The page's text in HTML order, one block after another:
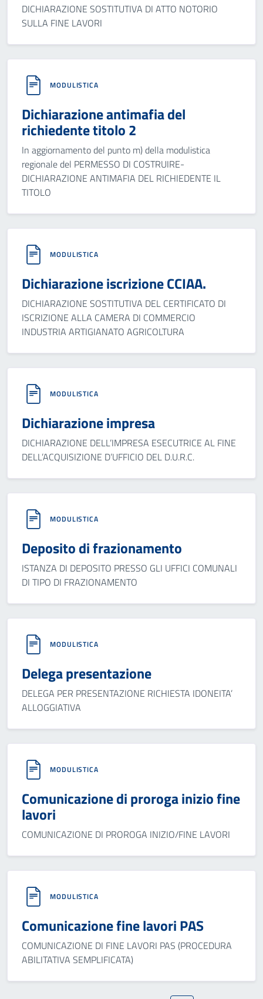
DICHIARAZIONE SOSTITUTIVA DI ATTO NOTORIO
SULLA FINE LAVORI
MODULISTICA
Dichiarazione antimafia del
richiedente titolo 2
In aggiornamento del punto m) della modulistica
regionale del PERMESSO DI COSTRUIRE-
DICHIARAZIONE ANTIMAFIA DEL RICHIEDENTE IL
TITOLO
MODULISTICA
Dichiarazione iscrizione CCIAA.
DICHIARAZIONE SOSTITUTIVA DEL CERTIFICATO DI
ISCRIZIONE ALLA CAMERA DI COMMERCIO
INDUSTRIA ARTIGIANATO AGRICOLTURA
MODULISTICA
Dichiarazione impresa
DICHIARAZIONE DELL’IMPRESA ESECUTRICE AL FINE
DELL’ACQUISIZIONE D’UFFICIO DEL D.U.R.C.
MODULISTICA
Deposito di frazionamento
ISTANZA DI DEPOSITO PRESSO GLI UFFICI COMUNALI
DI TIPO DI FRAZIONAMENTO
MODULISTICA
Delega presentazione
DELEGA PER PRESENTAZIONE RICHIESTA IDONEITA’
ALLOGGIATIVA
MODULISTICA
Comunicazione di proroga inizio fine
lavori
COMUNICAZIONE DI PROROGA INIZIO/FINE LAVORI
MODULISTICA
Comunicazione fine lavori PAS
COMUNICAZIONE DI FINE LAVORI PAS (PROCEDURA
ABILITATIVA SEMPLIFICATA)